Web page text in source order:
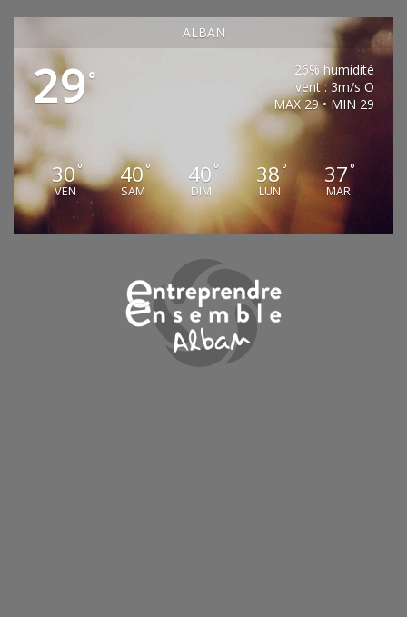
ALBAN
29°
26% humidité
vent : 3m/s O
MAX 29 • MIN 29
30°
VEN
40°
SAM
40 °
DIM
38 °
LUN
37°
MAR